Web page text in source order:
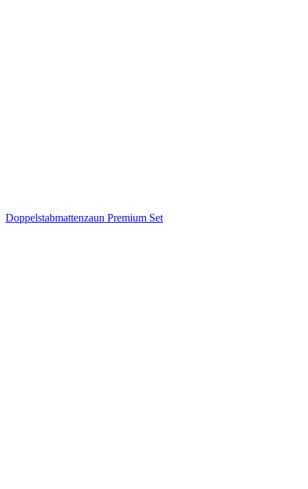
Doppelstabmattenzaun Premium Set